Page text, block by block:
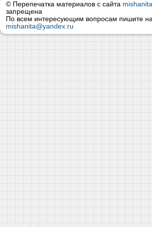
© Перепечатка материалов с сайта
запрещена
По всем интересующим вопросам пишите
mishanita@yandex.ru